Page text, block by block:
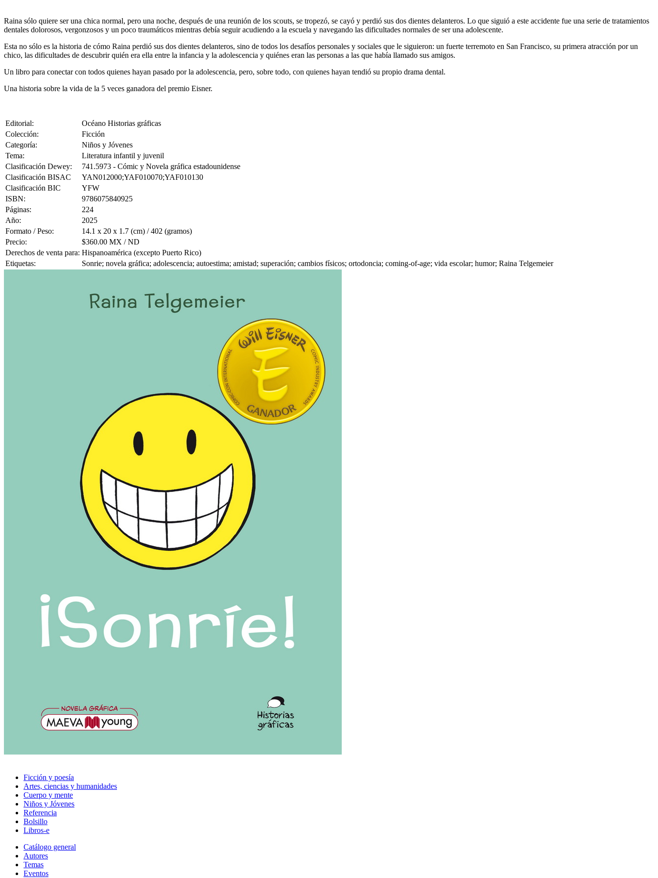
Raina sólo quiere ser una chica normal, pero una noche, después de una reunión de los scouts, se tropezó, se cayó y perdió sus dos dientes delanteros. Lo que siguió a este accidente fue una serie de tratamientos
dentales dolorosos, vergonzosos y un poco traumáticos mientras debía seguir acudiendo a la escuela y navegando las dificultades normales de ser una adolescente.
Esta no sólo es la historia de cómo Raina perdió sus dos dientes delanteros, sino de todos los desafíos personales y sociales que le siguieron: un fuerte terremoto en San Francisco, su primera atracción por un
chico, las dificultades de descubrir quién era ella entre la infancia y la adolescencia y quiénes eran las personas a las que había llamado sus amigos.
Un libro para conectar con todos quienes hayan pasado por la adolescencia, pero, sobre todo, con quienes hayan tendió su propio drama dental.
Una historia sobre la vida de la 5 veces ganadora del premio Eisner.
Editorial:
Océano Historias gráficas
Colección:
Ficción
Categoría:
Niños y Jóvenes
Tema:
Literatura infantil y juvenil
Clasificación Dewey:
741.5973 - Cómic y Novela gráfica estadounidense
Clasificación BISAC
YAN012000;YAF010070;YAF010130
Clasificación BIC
YFW
ISBN:
9786075840925
Páginas:
224
Año:
2025
Formato / Peso:
14.1 x 20 x 1.7 (cm) / 402 (gramos)
Precio:
$360.00 MX / ND
Derechos de venta para: Hispanoamérica (excepto Puerto Rico)
Etiquetas:
Sonrie; novela gráfica; adolescencia; autoestima; amistad; superación; cambios físicos; ortodoncia; coming-of-age; vida escolar; humor; Raina Telgemeier
Ficción y poesía
Artes, ciencias y humanidades
Cuerpo y mente
Niños y Jóvenes
Referencia
Bolsillo
Libros-e
Catálogo general
Autores
Temas
Eventos